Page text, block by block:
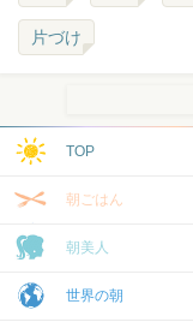
片づけ
TOP
朝ごはん
朝美人
世界の朝